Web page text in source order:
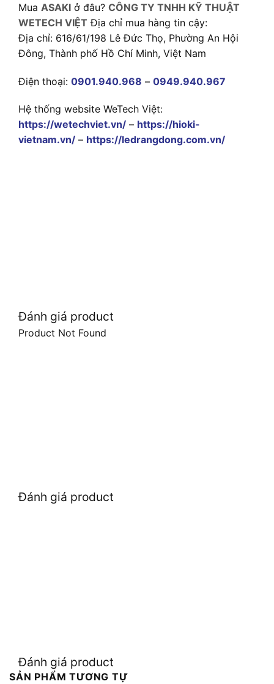
Mua ASAKI ở đâu? CÔNG TY TNHH KỸ THUẬT
WETECH VIỆT Địa chỉ mua hàng tin cậy:
Địa chỉ: 616/61/198 Lê Đức Thọ, Phường An Hội
Đông, Thành phố Hồ Chí Minh, Việt Nam
Điện thoại: 0901.940.968 – 0949.940.967
Hệ thống website WeTech Việt:
https://wetechviet.vn/ – https://hioki-
vietnam.vn/ – https://ledrangdong.com.vn/
Đánh giá product
Product Not Found
Đánh giá product
Đánh giá product
SẢN PHẨM TƯƠNG TỰ